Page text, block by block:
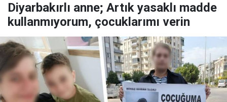
Diyarbakırlı anne; Artık yasaklı madde
kullanmıyorum, çocuklarımı verin